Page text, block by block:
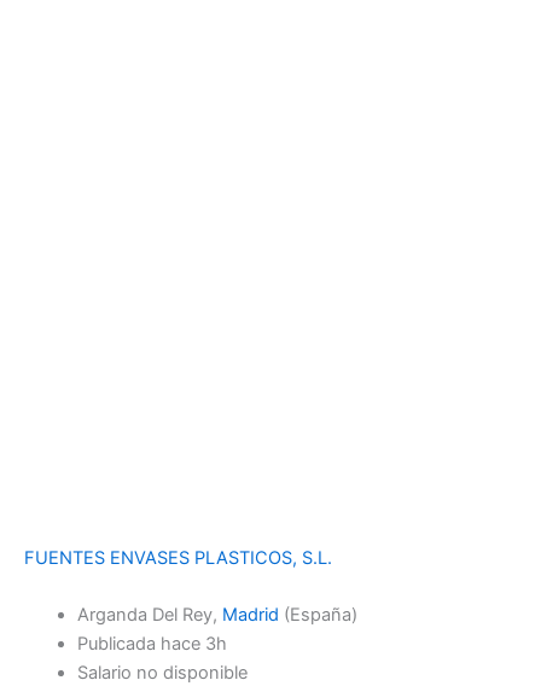
FUENTES ENVASES PLASTICOS, S.L.
Arganda Del Rey, Madrid (España)
Publicada hace 3h
Salario no disponible